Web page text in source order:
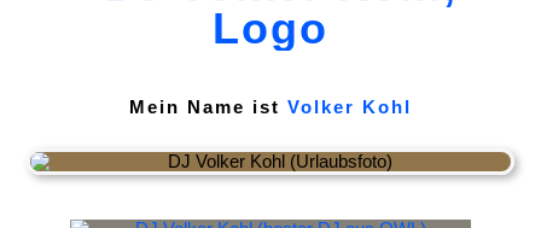
Mein Name ist Volker Kohl